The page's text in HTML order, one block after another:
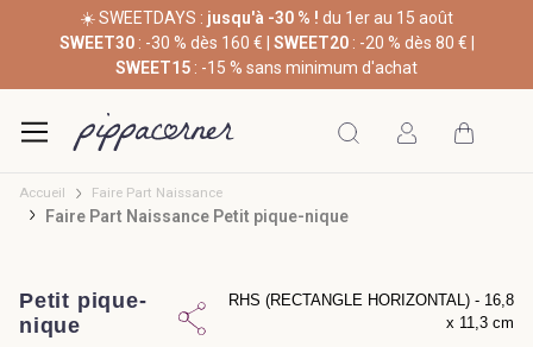
☀️ SWEETDAYS : jusqu'à -30 % ! du 1er au 15 août
SWEET30: -30 % dès 160 € | SWEET20: -20 % dès 80 € |
SWEET15 : -15 % sans minimum d'achat
Accueil Faire Part Naissance
Faire Part Naissance Petit pique-nique
Petit pique-
nique
RHS (RECTANGLE HORIZONTAL) - 16,8
x 11,3 cm